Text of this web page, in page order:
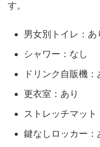
す。
男女別トイレ：あ
シャワー：なし
ドリンク自販機：
更衣室：あり
ストレッチマット
鍵なしロッカー：